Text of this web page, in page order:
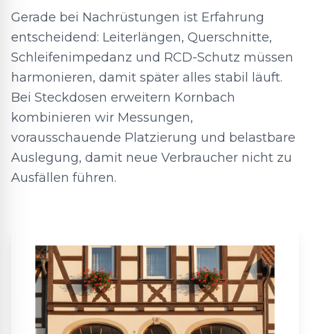
Gerade bei Nachrüstungen ist Erfahrung
entscheidend: Leiterlängen, Querschnitte,
Schleifenimpedanz und RCD-Schutz müssen
harmonieren, damit später alles stabil läuft.
Bei Steckdosen erweitern Kornbach
kombinieren wir Messungen,
vorausschauende Platzierung und belastbare
Auslegung, damit neue Verbraucher nicht zu
Ausfällen führen.